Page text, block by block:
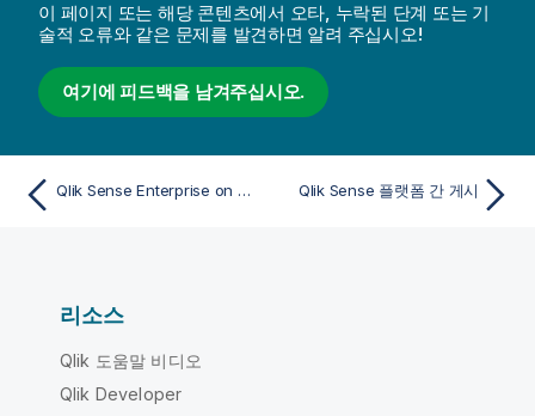
이 페이지 또는 해당 콘텐츠에서 오타, 누락된 단계 또는 기
술적 오류와 같은 문제를 발견하면 알려 주십시오!
여기에 피드백을 남겨주십시오.
Qlik Sense Enterprise on Windows에서 다른 허브에 게시 Qlik Sense 플랫폼 간 게시
리소스
Qlik 도움말 비디오
Qlik Developer